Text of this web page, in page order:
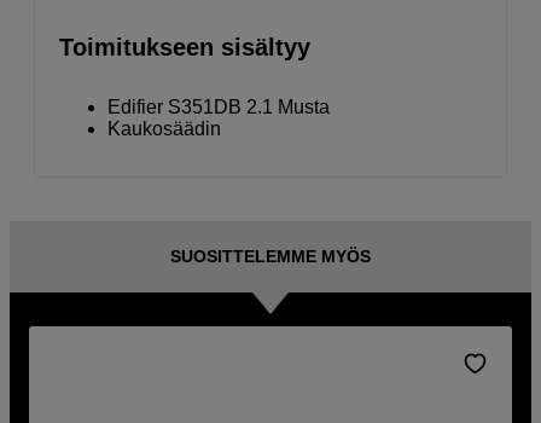
Toimitukseen sisältyy
Edifier S351DB 2.1 Musta
Kaukosäädin
SUOSITTELEMME MYÖS